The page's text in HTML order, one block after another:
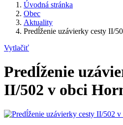
Úvodná stránka
Obec
Aktuality
Predĺženie uzávierky cesty II/
Vytlačiť
Predĺženie
II/502 v obci